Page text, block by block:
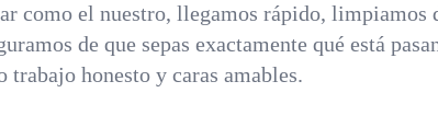
como el nuestro, llegamos rápido, limpiamos
de que sepas exactamente qué está
trabajo honesto y caras amables.